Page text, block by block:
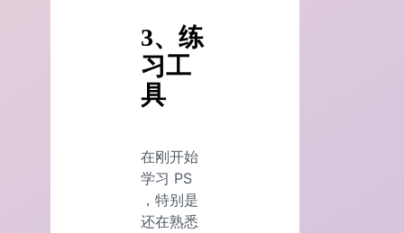
3、练
习工
具
在刚开始
学习 PS
，特别是
还在熟悉